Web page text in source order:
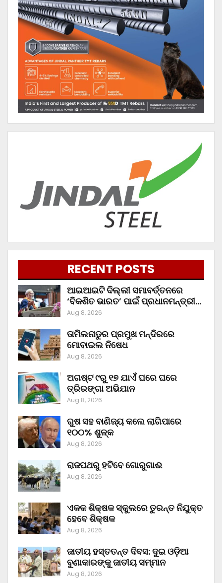
RECENT POSTS
ଆଇଆଇଟି ଦିଲ୍ଲୀ ସମାବର୍ତ୍ତନରେ
‘ବିକଶିତ ଭାରତ’ ପାଇଁ ପ୍ରଧାନମନ୍ତ୍ରୀ…
Aug 8, 2026
ତାମିଲନାଡୁର ପ୍ରମୁଖ ମନ୍ଦିରରେ
ମୋବାଇଲ ନିଷେଧ
Aug 8, 2026
ଅଗଷ୍ଟ ୯ରୁ ୧୭ ଯାଏଁ ଘରେ ଘରେ
ତ୍ରିରଙ୍ଗା ଅଭିଯାନ
Aug 8, 2026
ରୁଷ ସହ ବାଣିଜ୍ୟ କଲେ ଲାଗିପାରେ
୧୦୦% ଶୁଳ୍କ
Aug 8, 2026
ରାଜପଥରୁ ହଟିବେ ଗୋରୁଗାଈ
Aug 8, 2026
ଏକକ ଶିକ୍ଷକ ସ୍କୁଲରେ ତୁରନ୍ତ ନିଯୁକ୍ତ
ହେବେ ଶିକ୍ଷକ
Aug 8, 2026
ଜାତୀୟ ହସ୍ତତନ୍ତ ଦିବସ: ଦୁଇ ଓଡ଼ିଆ
ବୁଣାକାରଙ୍କୁ ଜାତୀୟ ସମ୍ମାନ
Aug 8, 2026